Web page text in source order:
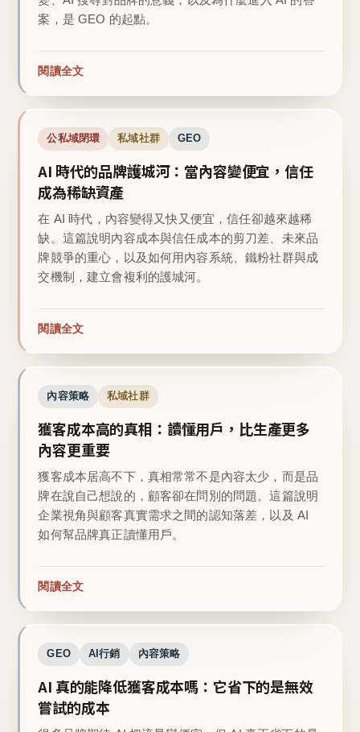
案，是 GEO 的起點。
閱讀全文
公私域閉環 私域社群 GEO
AI 時代的品牌護城河：當內容變便宜，信任
成為稀缺資產
在 AI 時代，內容變得又快又便宜，信任卻越來越稀
缺。這篇說明內容成本與信任成本的剪刀差、未來品
牌競爭的重心，以及如何用內容系統、鐵粉社群與成
交機制，建立會複利的護城河。
閱讀全文
內容策略 私域社群
獲客成本高的真相：讀懂用戶，比生產更多
內容更重要
獲客成本居高不下，真相常常不是內容太少，而是品
牌在說自己想說的，顧客卻在問別的問題。這篇說明
企業視角與顧客真實需求之間的認知落差，以及 AI
如何幫品牌真正讀懂用戶。
閱讀全文
GEO AI行銷 內容策略
AI 真的能降低獲客成本嗎：它省下的是無效
嘗試的成本